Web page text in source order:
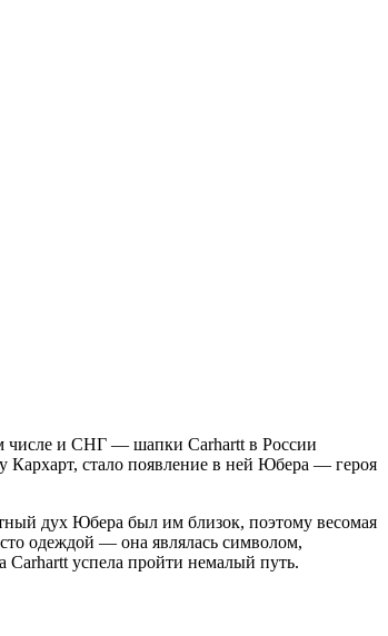
числе и СНГ — шапки Carhartt в России
стало появление в ней Юбера — героя
дух Юбера был им близок, поэтому весомая
одеждой — она являлась символом,
успела пройти немалый путь.